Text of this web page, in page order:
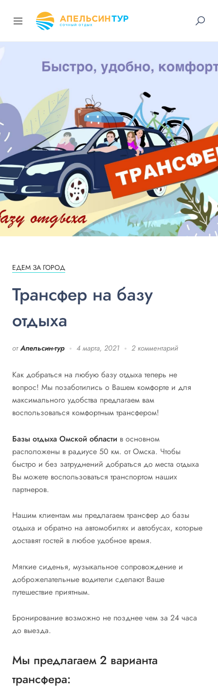
ЕДЕМ ЗА ГОРОД
Трансфер на базу
отдыха
от Апельсин-тур 4 марта, 2021 2 комментарий
Как добраться на любую базу отдыха теперь не
вопрос! Мы позаботились о Вашем комфорте и для
максимального удобства предлагаем вам
воспользоваться комфортным трансфером!
Базы отдыха Омской области в основном
расположены в радиусе 50 км. от Омска. Чтобы
быстро и без затруднений добраться до места отдыха
Вы можете воспользоваться транспортом наших
партнеров.
Нашим клиентам мы предлагаем трансфер до базы
отдыха и обратно на автомобилях и автобусах, которые
доставят гостей в любое удобное время.
Мягкие сиденья, музыкальное сопровождение и
доброжелательные водители сделают Ваше
путешествие приятным.
Бронирование возможно не позднее чем за 24 часа
до выезда.
Мы предлагаем 2 варианта
трансфера: